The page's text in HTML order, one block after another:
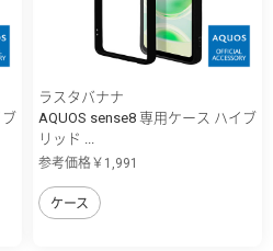
ブ
ラスタバナナ
AQUOS sense8 専用ケース ハイブ
リッド ...
参考価格￥1,991
ケース